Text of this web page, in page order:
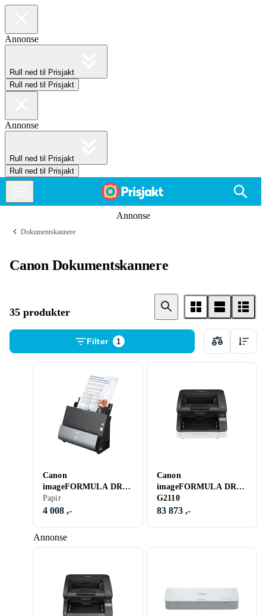
Annonse
Rull ned til Prisjakt
Rull ned til Prisjakt
Annonse
Rull ned til Prisjakt
Rull ned til Prisjakt
Annonse
Dokumentskannere
Canon Dokumentskannere
35 produkter
Filter 1
Annonse
Canon
imageFORMULA DR-
C225
Papir
4 008 ,-
Canon
imageFORMULA DR-
G2110
83 873 ,-